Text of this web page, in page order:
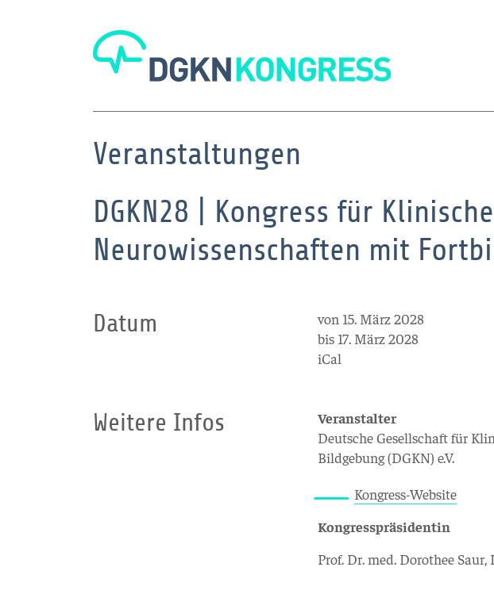
Veranstaltungen
DGKN28 | Kongress für Klinische
Neurowissenschaften mit
Datum
von 15. März 2028
bis 17. März 2028
iCal
Weitere Infos
Veranstalter
Deutsche Gesellschaft für
Bildgebung (DGKN) e.V.
Kongress-Website
Kongresspräsidentin
Prof. Dr. med. Dorothee Saur,